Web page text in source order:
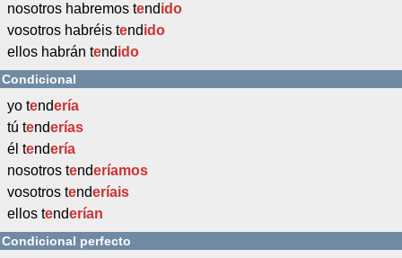
nosotros habremos tendido
vosotros habréis tendido
ellos habrán tendido
Condicional
yo tendería
tú tenderías
él tendería
nosotros tenderíamos
vosotros tenderíais
ellos tenderían
Condicional perfecto